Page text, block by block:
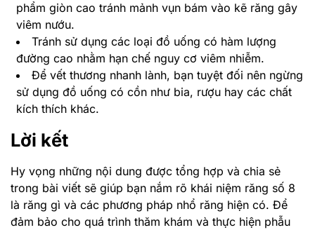
phẩm giòn cao tránh mảnh vụn bám vào kẽ răng gây
viêm nướu.
Tránh sử dụng các loại đồ uống có hàm lượng
đường cao nhằm hạn chế nguy cơ viêm nhiễm.
Để vết thương nhanh lành, bạn tuyệt đối nên ngừng
sử dụng đồ uống có cồn như bia, rượu hay các chất
kích thích khác.
Lời kết
Hy vọng những nội dung được tổng hợp và chia sẻ
trong bài viết sẽ giúp bạn nắm rõ khái niệm răng số 8
là răng gì và các phương pháp nhổ răng hiện có. Để
đảm bảo cho quá trình thăm khám và thực hiện phẫu